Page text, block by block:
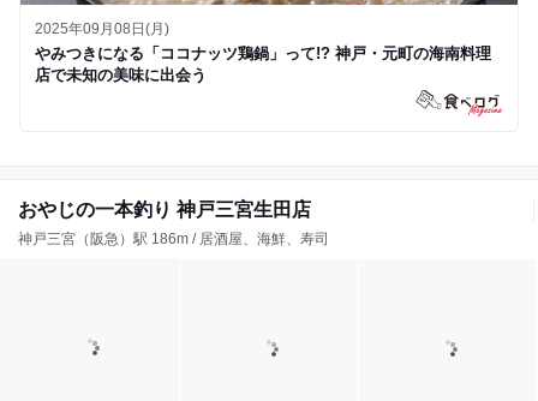
2025年09月08日(月)
やみつきになる「ココナッツ鶏鍋」って!? 神戸・元町の海南料理
店で未知の美味に出会う
おやじの一本釣り 神戸三宮生田店
神戸三宮（阪急）駅 186m / 居酒屋、海鮮、寿司